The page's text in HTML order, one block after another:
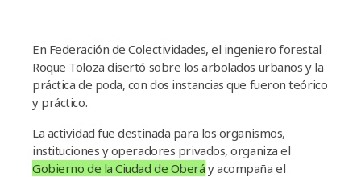
En Federación de Colectividades, el ingeniero forestal
Roque Toloza disertó sobre los arbolados urbanos y la
práctica de poda, con dos instancias que fueron teórico
y práctico.
La actividad fue destinada para los organismos,
instituciones y operadores privados, organiza el
Gobierno de la Ciudad de Oberá y acompaña el